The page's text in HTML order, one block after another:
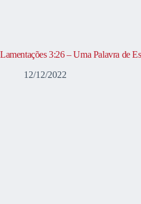
Lamentações 3:26 – Uma Palavra de
12/12/2022